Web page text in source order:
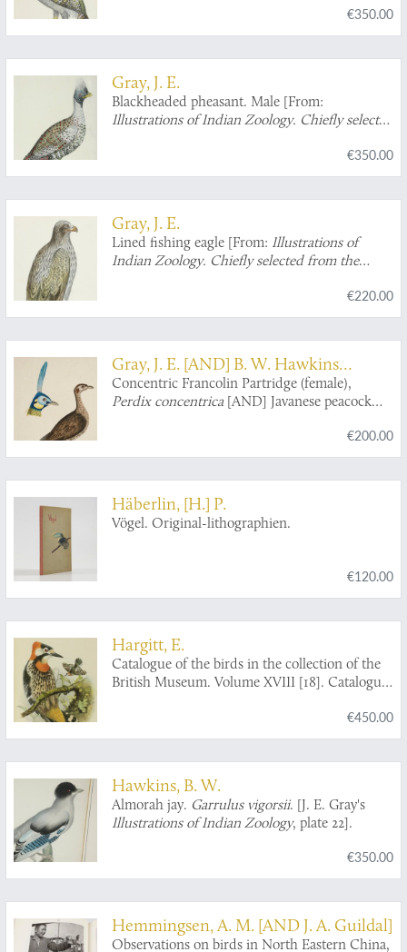
€350.00
Gray, J. E.
Blackheaded pheasant. Male [From:
Illustrations of Indian Zoology. Chiefly selected
€350.00
Gray, J. E.
Lined fishing eagle [From: Illustrations of
Indian Zoology. Chiefly selected from the
€220.00
Gray, J. E. [AND] B. W. Hawkins
(illustrator)
Concentric Francolin Partridge (female),
Perdix concentrica [AND] Javanese peacock
€200.00
Häberlin, [H.] P.
Vögel. Original-lithographien.
€120.00
Hargitt, E.
Catalogue of the birds in the collection of the
British Museum. Volume XVIII [18]. Catalogue
Museum. Scansores, containing the family
Picidae.
€450.00
Hawkins, B. W.
Almorah jay. Garrulus vigorsii. [J. E. Gray's
Illustrations of Indian Zoology, plate 22].
€350.00
Hemmingsen, A. M. [AND J. A. Guildal]
Observations on birds in North Eastern China,